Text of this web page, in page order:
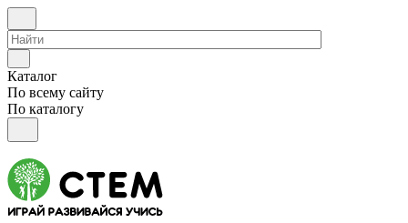
Каталог
По всему сайту
По каталогу